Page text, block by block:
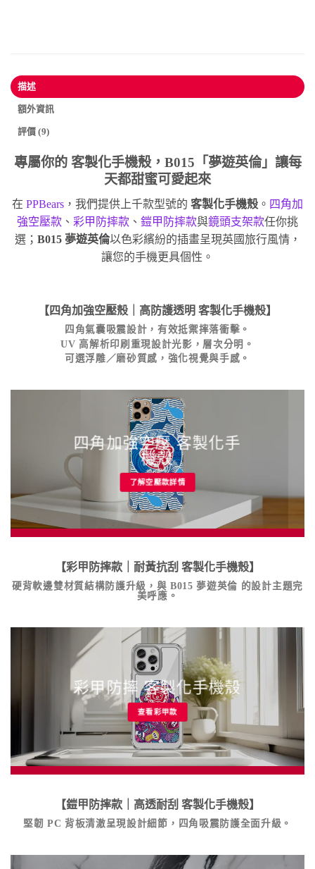
描述
額外資訊
評價 (9)
專屬你的 客製化手機殼，B015「夢遊英倫」讓每
天都甜蜜可愛起來
在 PPBears ，我們提供上千款型號的 客製化手機殼 。 四角加
強空壓款 、 彩甲防摔款 、 鎧甲防摔款與鏡頭支架款任你挑
選； B015 夢遊英倫以色彩繽紛的插畫呈現英國旅行風情，
讓您的手機更具個性。
【四角加強空壓殼｜高防護透明 客製化手機殼】
四角氣囊吸震設計，有效抵禦摔落衝擊。
UV 高解析印刷重現設計光影，層次分明。
可選浮雕／磨砂質感，強化視覺與手感。
四角加強空壓 客製化手
機殼
了解空壓款詳情
【彩甲防摔款｜耐黃抗刮 客製化手機殼】
硬背軟邊雙材質結構防護升級，與 B015 夢遊英倫 的設計主題完
美呼應。
彩甲防摔 客製化手機殼
查看彩甲款
【鎧甲防摔款｜高透耐刮 客製化手機殼】
堅韌 PC 背板清澈呈現設計細節，四角吸震防護全面升級。